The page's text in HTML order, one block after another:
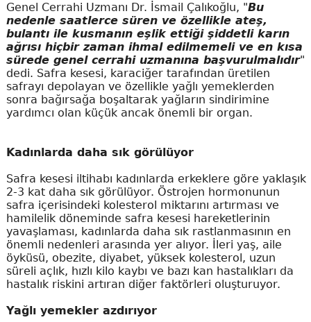
Genel Cerrahi Uzmanı Dr. İsmail Çalıkoğlu, "Bu
nedenle saatlerce süren ve özellikle ateş,
bulantı ile kusmanın eşlik ettiği şiddetli karın
ağrısı hiçbir zaman ihmal edilmemeli ve en kısa
sürede genel cerrahi uzmanına başvurulmalıdır"
dedi. Safra kesesi, karaciğer tarafından üretilen
safrayı depolayan ve özellikle yağlı yemeklerden
sonra bağırsağa boşaltarak yağların sindirimine
yardımcı olan küçük ancak önemli bir organ.
Kadınlarda daha sık görülüyor
Safra kesesi iltihabı kadınlarda erkeklere göre yaklaşık
2-3 kat daha sık görülüyor. Östrojen hormonunun
safra içerisindeki kolesterol miktarını artırması ve
hamilelik döneminde safra kesesi hareketlerinin
yavaşlaması, kadınlarda daha sık rastlanmasının en
önemli nedenleri arasında yer alıyor. İleri yaş, aile
öyküsü, obezite, diyabet, yüksek kolesterol, uzun
süreli açlık, hızlı kilo kaybı ve bazı kan hastalıkları da
hastalık riskini artıran diğer faktörleri oluşturuyor.
Yağlı yemekler azdırıyor